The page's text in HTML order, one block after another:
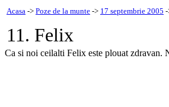
Acasa -> Poze de la munte -> 17 septembrie 2005 -
11. Felix
Ca si noi ceilalti Felix este plouat zdravan.